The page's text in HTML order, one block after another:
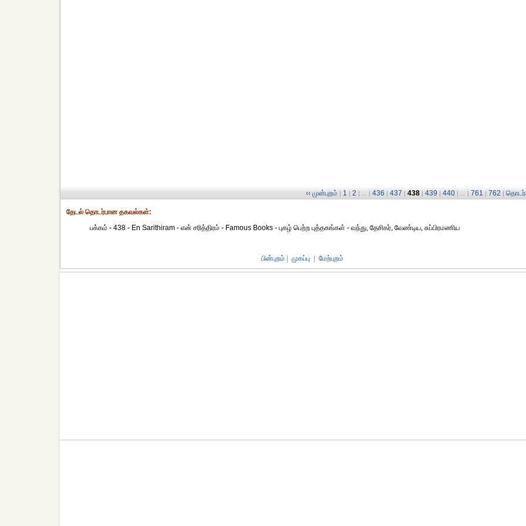
‹‹ முன்புறம் | 1 | 2 | ... | 436 | 437 | 438 | 439 | 440 | ... | 761 | 762 |
தேட‌ல் தொட‌ர்பான தகவ‌ல்க‌ள்:
பக்கம் - 438 - En Sarithiram - என் சரித்திரம் - Famous Books - புகழ் பெற்ற புத்தகங்கள் - வந்து, தேசிகர், வேண்டிய, சுப்பிரமணிய
பின்புறம் முகப்பு மேற்புறம்